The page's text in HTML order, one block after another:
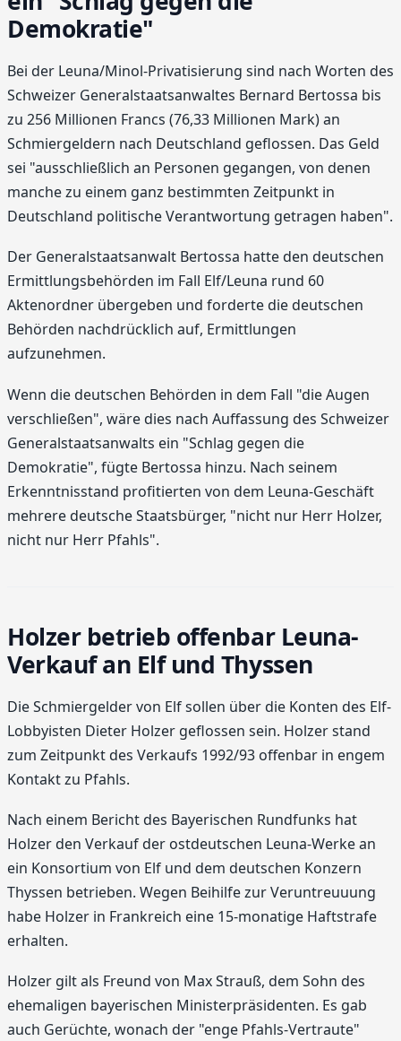
Demokratie"
Bei der Leuna/Minol-Privatisierung sind nach Worten des
Schweizer Generalstaatsanwaltes Bernard Bertossa bis
zu 256 Millionen Francs (76,33 Millionen Mark) an
Schmiergeldern nach Deutschland geflossen. Das Geld
sei "ausschließlich an Personen gegangen, von denen
manche zu einem ganz bestimmten Zeitpunkt in
Deutschland politische Verantwortung getragen haben".
Der Generalstaatsanwalt Bertossa hatte den deutschen
Ermittlungsbehörden im Fall Elf/Leuna rund 60
Aktenordner übergeben und forderte die deutschen
Behörden nachdrücklich auf, Ermittlungen
aufzunehmen.
Wenn die deutschen Behörden in dem Fall "die Augen
verschließen", wäre dies nach Auffassung des Schweizer
Generalstaatsanwalts ein "Schlag gegen die
Demokratie", fügte Bertossa hinzu. Nach seinem
Erkenntnisstand profitierten von dem Leuna-Geschäft
mehrere deutsche Staatsbürger, "nicht nur Herr Holzer,
nicht nur Herr Pfahls".
Holzer betrieb offenbar Leuna-
Verkauf an Elf und Thyssen
Die Schmiergelder von Elf sollen über die Konten des Elf-
Lobbyisten Dieter Holzer geflossen sein. Holzer stand
zum Zeitpunkt des Verkaufs 1992/93 offenbar in engem
Kontakt zu Pfahls.
Nach einem Bericht des Bayerischen Rundfunks hat
Holzer den Verkauf der ostdeutschen Leuna-Werke an
ein Konsortium von Elf und dem deutschen Konzern
Thyssen betrieben. Wegen Beihilfe zur Veruntreuuung
habe Holzer in Frankreich eine 15-monatige Haftstrafe
erhalten.
Holzer gilt als Freund von Max Strauß, dem Sohn des
ehemaligen bayerischen Ministerpräsidenten. Es gab
auch Gerüchte, wonach der "enge Pfahls-Vertraute"